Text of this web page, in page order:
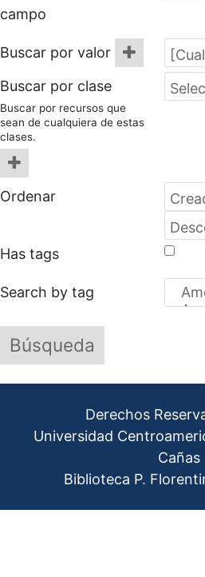
campo
Buscar por valor
Buscar por clase
Buscar por recursos que
sean de cualquiera de estas
clases.
Ordenar
Has tags
Search by tag
Derechos
Universidad
Cañas
Biblioteca P.